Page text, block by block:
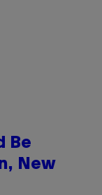
Be
New